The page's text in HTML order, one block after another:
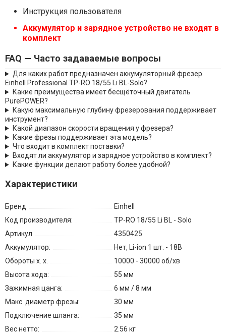
Инструкция пользователя
Аккумулятор и зарядное устройство не входят в
комплект
FAQ — Часто задаваемые вопросы
Для каких работ предназначен аккумуляторный фрезер
Einhell Professional TP-RO 18/55 Li BL-Solo?
Какие преимущества имеет бесщёточный двигатель
PurePOWER?
Какую максимальную глубину фрезерования поддерживает
инструмент?
Какой диапазон скорости вращения у фрезера?
Какие фрезы поддерживает эта модель?
Что входит в комплект поставки?
Входят ли аккумулятор и зарядное устройство в комплект?
Какие функции делают работу более удобной?
Характеристики
Бренд
Einhell
Код производителя:
TP-RO 18/55 Li BL - Solo
Артикул
4350425
Аккумулятор:
Нет, Li-ion 1 шт. - 18В
Обороты х. х.
10000 - 30000 об/хв
Высота хода:
55 мм
Зажимная цанга:
6 мм / 8 мм
Макс. диаметр фрезы:
30 мм
Подключение шланга:
35 мм
Вес нетто:
2.56 кг